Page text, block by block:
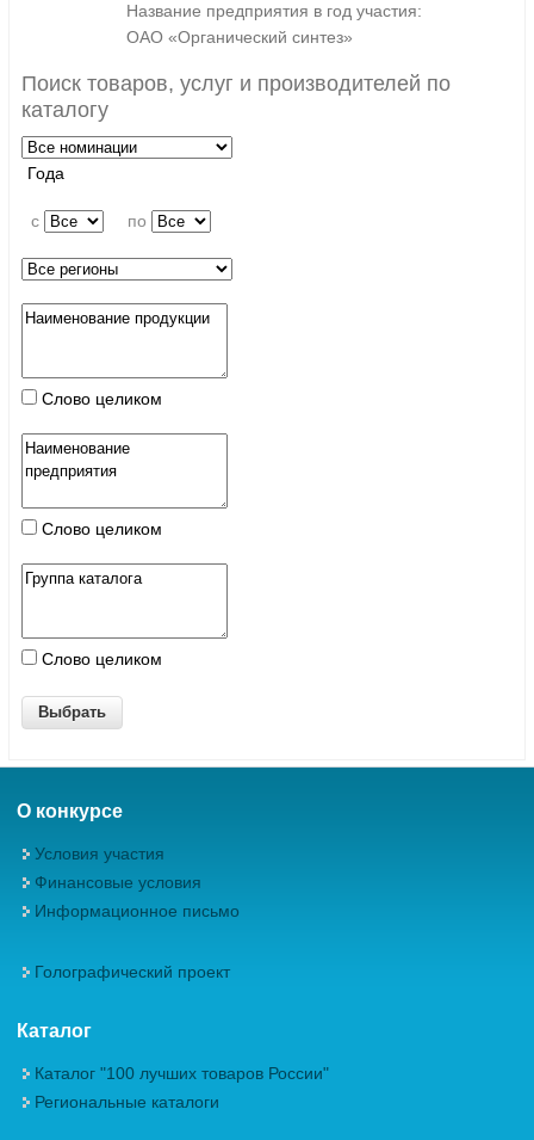
Название предприятия в год участия:
ОАО «Органический синтез»
Поиск товаров, услуг и производителей по
каталогу
Года
c по
Слово целиком
Слово целиком
Слово целиком
О конкурсе
Условия участия
Финансовые условия
Информационное письмо
Голографический проект
Каталог
Каталог "100 лучших товаров России"
Региональные каталоги